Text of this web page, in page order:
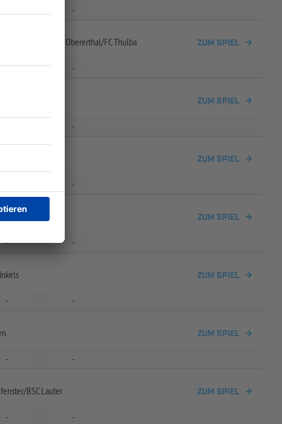
-
Weiß Obererthal/FC Thulba ZUM SPIEL
- -
ZUM SPIEL
-
ZUM SPIEL
-
ZUM SPIEL
- -
ZUM SPIEL
- -
ZUM SPIEL
- -
BSC Lauter ZUM SPIEL
- -